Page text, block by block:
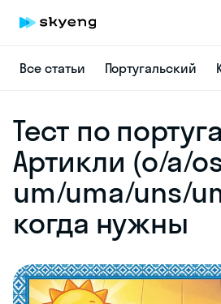
Все статьи Португальский
Тест по
Артикли (o/a/
um/uma/uns/
когда нужны
online